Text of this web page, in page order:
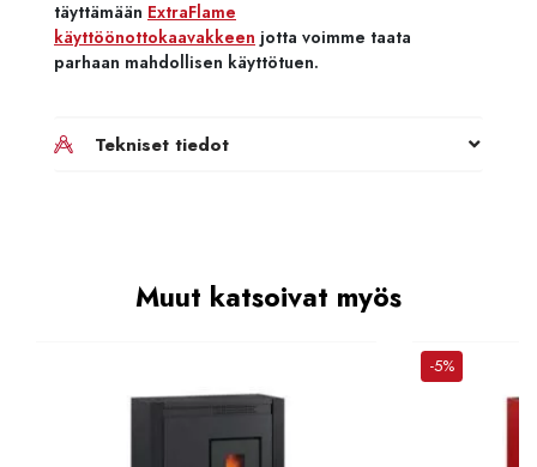
täyttämään ExtraFlame
käyttöönottokaavakkeen jotta voimme taata
parhaan mahdollisen käyttötuen.
Tekniset tiedot
Muut katsoivat myös
-5%